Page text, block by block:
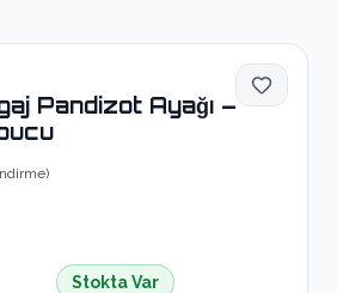
Pandizot Ayağı –
Stokta Var